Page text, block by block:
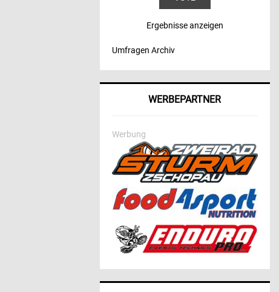
Ergebnisse anzeigen
Umfragen Archiv
WERBEPARTNER
Werbung